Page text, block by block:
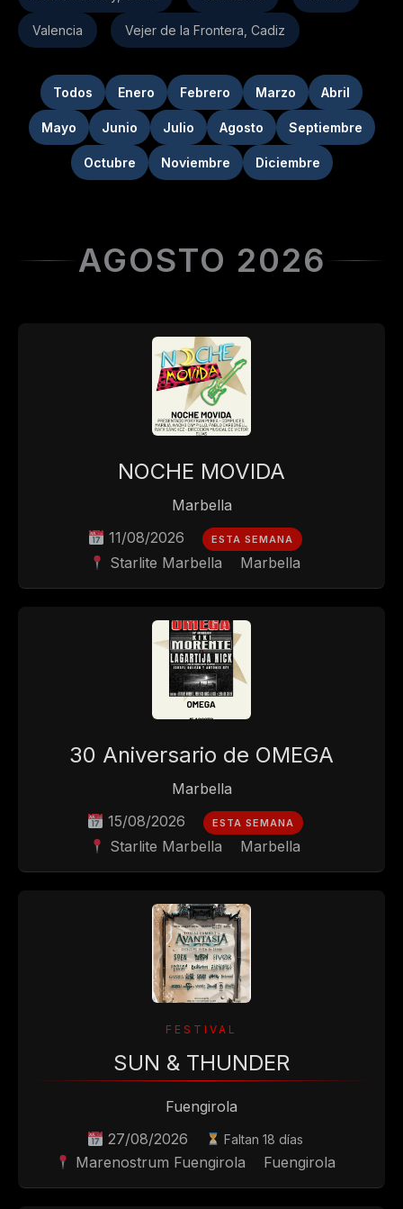
Valencia Vejer de la Frontera, Cadiz
Todos Enero Febrero Marzo Abril
Mayo Junio Julio Agosto Septiembre
Octubre Noviembre Diciembre
AGOSTO 2026
NOCHE MOVIDA
Marbella
11/08/2026
ESTA SEMANA
Starlite Marbella Marbella
30 Aniversario de OMEGA
Marbella
15/08/2026
ESTA SEMANA
Starlite Marbella Marbella
SUN & THUNDER
Fuengirola
27/08/2026
Faltan 18 días
Marenostrum Fuengirola Fuengirola